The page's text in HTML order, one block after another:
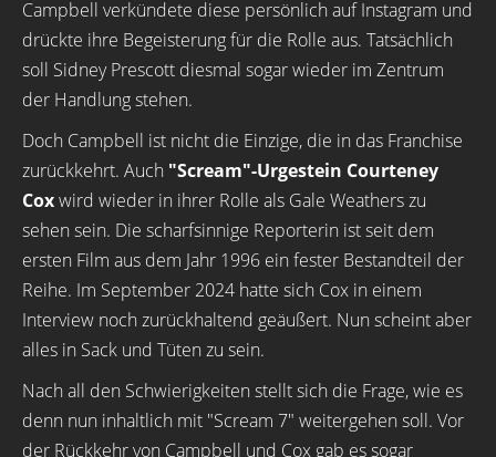
Campbell verkündete diese persönlich auf Instagram und
drückte ihre Begeisterung für die Rolle aus. Tatsächlich
soll Sidney Prescott diesmal sogar wieder im Zentrum
der Handlung stehen.
Doch Campbell ist nicht die Einzige, die in das Franchise
zurückkehrt. Auch "Scream"-Urgestein Courteney
Coxwird wieder in ihrer Rolle als Gale Weathers zu
sehen sein. Die scharfsinnige Reporterin ist seit dem
ersten Film aus dem Jahr 1996 ein fester Bestandteil der
Reihe. Im September 2024 hatte sich Cox in einem
Interview noch zurückhaltend geäußert. Nun scheint aber
alles in Sack und Tüten zu sein.
Nach all den Schwierigkeiten stellt sich die Frage, wie es
denn nun inhaltlich mit "Scream 7" weitergehen soll. Vor
der Rückkehr von Campbell und Cox gab es sogar